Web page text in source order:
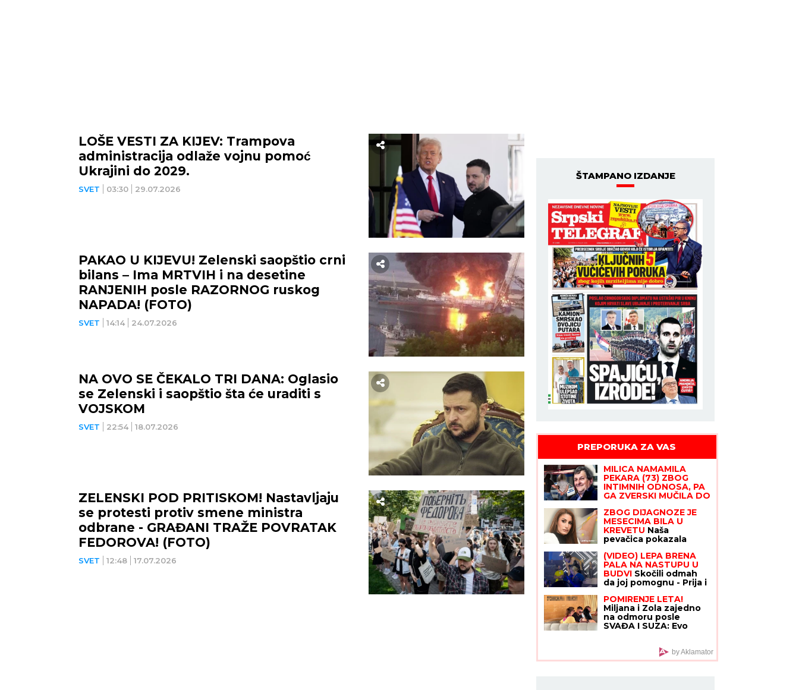
SVET 03:30 29.07.2026
LOŠE VESTI ZA KIJEV: Trampova
administracija odlaže vojnu pomoć
Ukrajini do 2029.
SVET 14:14 24.07.2026
PAKAO U KIJEVU! Zelenski saopštio crni
bilans – Ima MRTVIH i na desetine
RANJENIH posle RAZORNOG ruskog
NAPADA! (FOTO)
SVET 22:54 18.07.2026
NA OVO SE ČEKALO TRI DANA: Oglasio
se Zelenski i saopštio šta će uraditi s
VOJSKOM
SVET 12:48 17.07.2026
ZELENSKI POD PRITISKOM! Nastavljaju
se protesti protiv smene ministra
odbrane - GRAĐANI TRAŽE POVRATAK
FEDOROVA! (FOTO)
ŠTAMPANO IZDANJE
PREPORUKA ZA VAS
MILICA NAMAMILA
PEKARA (73) ZBOG
INTIMNIH ODNOSA, PA
GA ZVERSKI MUČILA DO
detalje ubistva na
Karaburmi koji LEDE
KRV: Izdahnuo u
najgorim mukama dok
pljačkali
ZBOG DIJAGNOZE JE
MESECIMA BILA U
KREVETU Naša
pevačica pokazala
pa otkrila u kakvom je
trenutno stanju - ovih
dana prodaje i kuću
(VIDEO) LEPA BRENA
PALA NA NASTUPU U
BUDVI Skočili odmah
da joj pomognu - Prija i
evo šta je Viktor radio
cele noći
POMIRENJE LETA!
Miljana i Zola zajedno
na odmoru posle
SVAĐA I SUZA: Evo
by Aklamator